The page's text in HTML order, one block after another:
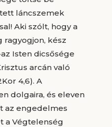
láncszemek
Aki szólt, hogy a
ragyogjon, kész
Isten dicsősége
arcán való
4,6). A
dolgaira, és eleven
az engedelmes
a Végtelenség